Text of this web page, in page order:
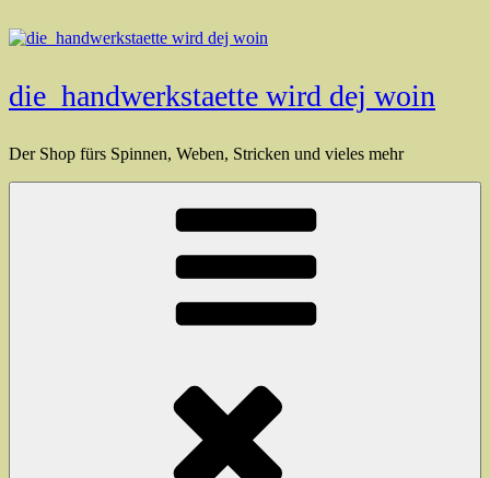
Inhalt
die_handwerkstaette wird dej woin
Der Shop fürs Spinnen, Weben, Stricken und vieles mehr